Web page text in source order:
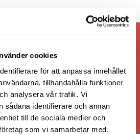
cookies
för att anpassa innehållet
tillhandahålla funktioner
analysera vår trafik. Vi
sådana identifierare och annan
till de sociala medier och
som vi samarbetar med.